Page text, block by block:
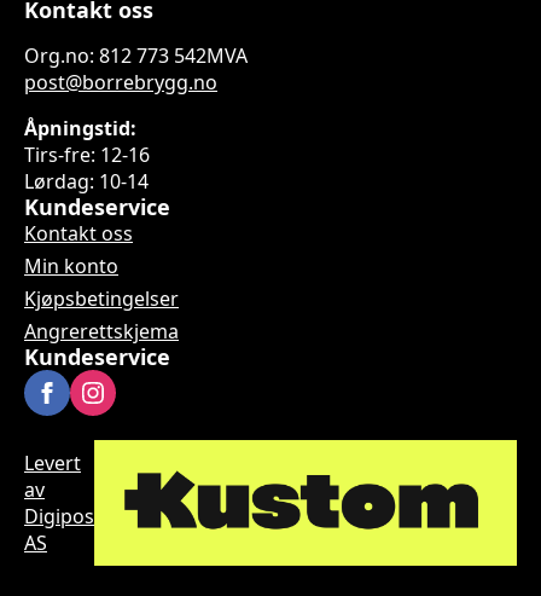
Kontakt oss
Org.no: 812 773 542MVA
post@borrebrygg.no
Åpningstid:
Tirs-fre: 12-16
Lørdag: 10-14
Kundeservice
Kontakt oss
Min konto
Kjøpsbetingelser
Angrerettskjema
Kundeservice
Levert
av
Digipos
AS